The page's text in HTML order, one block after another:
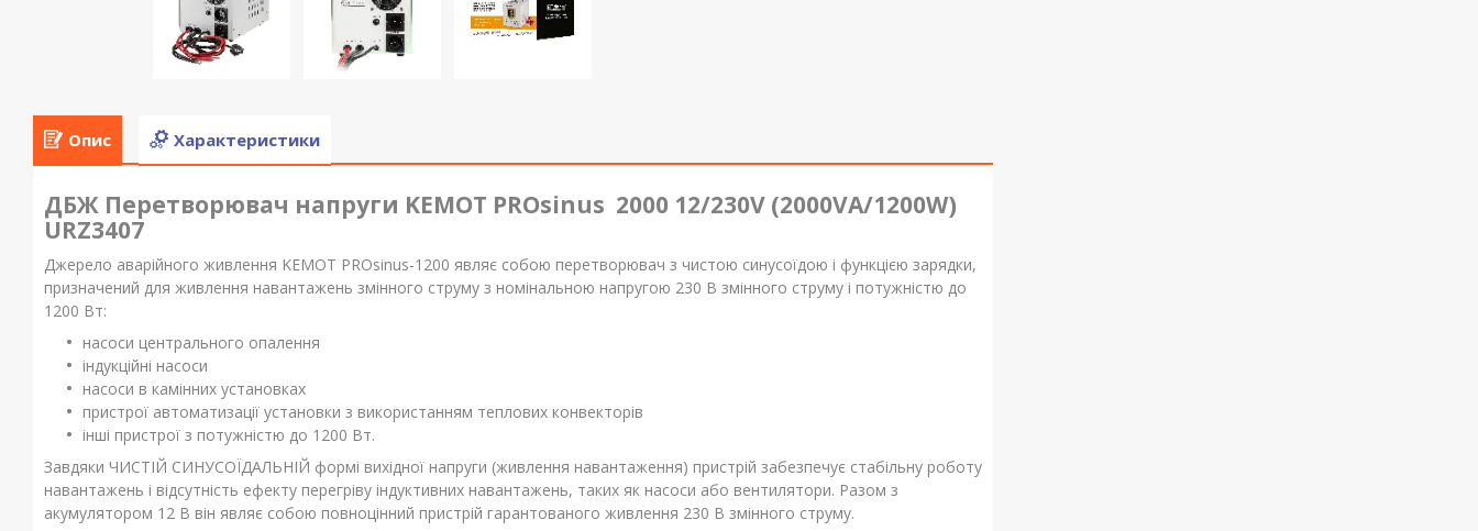
Опис Характеристики
ДБЖ Перетворювач напруги KEMOT PROsinus 2000 12/230V (2000VA/1200W)
URZ3407
Джерело аварійного живлення KEMOT PROsinus-1200 являє собою перетворювач з чистою синусоїдою і функцією зарядки,
призначений для живлення навантажень змінного струму з номінальною напругою 230 В змінного струму і потужністю до
1200 Вт:
насоси центрального опалення
індукційні насоси
насоси в камінних установках
пристрої автоматизації установки з використанням теплових конвекторів
інші пристрої з потужністю до 1200 Вт.
Завдяки ЧИСТІЙ СИНУСОЇДАЛЬНІЙ формі вихідної напруги (живлення навантаження) пристрій забезпечує стабільну роботу
навантажень і відсутність ефекту перегріву індуктивних навантажень, таких як насоси або вентилятори. Разом з
акумулятором 12 В він являє собою повноцінний пристрій гарантованого живлення 230 В змінного струму.